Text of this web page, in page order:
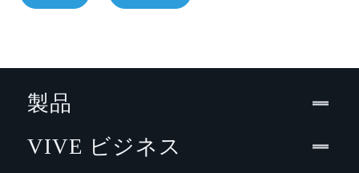
製品
VIVE ビジネス